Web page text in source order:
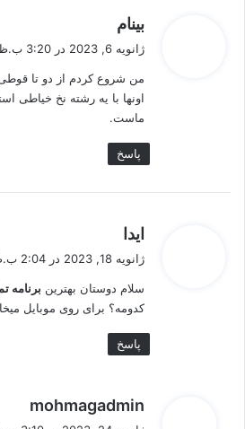
بینام
:
ژانویه 6, 2023 در 3:20 ب.ظ
من شروع کردم از دو تا
اونها با یه رشته نخ خیاطی
ماست.
پاسخ
ایدا
:
ژانویه 18, 2023 در 2:04 ب.ظ
سلام دوستان بهترین برنامه
کدومه؟ برای روی موبایل
پاسخ
mohmagadmin
ف